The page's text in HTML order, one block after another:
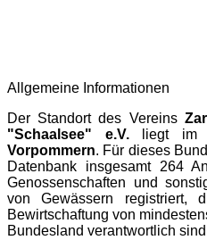
Allgemeine Informationen
Der Standort des Vereins
"Schaalsee" e.V.liegt im
Vorpommern. Für dieses
Datenbank insgesamt 264
Genossenschaften und
von Gewässern registriert,
Bewirtschaftung von
Bundesland verantwortlich